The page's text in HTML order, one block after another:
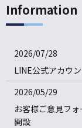
Information
2026/07/28
LINE公式アカウ
2026/05/29
お客様ご意見フ
開設